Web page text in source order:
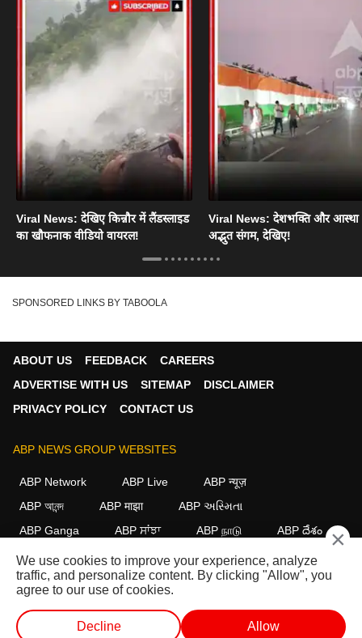
Viral News: देखिए किन्नौर में लैंडस्लाइड
का खौफनाक वीडियो वायरल!
Viral News: देशभक्ति और आस्था
अद्भुत संगम, देखिए!
SPONSORED LINKS BY TABOOLA
ABOUT US FEEDBACK
CAREERS
ADVERTISE WITH US
SITEMAP
DISCLAIMER
PRIVACY POLICY
CONTACT US
ABP NEWS GROUP WEBSITES
ABP Network ABP Live
ABP न्यूज़
ABP আনন্দ
ABP माझा
ABP અસ્મિતા
ABP Ganga
ABP ਸਾਂਝਾ ABP நாடு ABP దేశం
FOLLOW US
This website follows the DNPA Code of Ethics. Copyright@2026.
×
We use cookies to improve your experience, analyze
traffic, and personalize content. By clicking "Allow", you
agree to our use of cookies.
Decline Allow